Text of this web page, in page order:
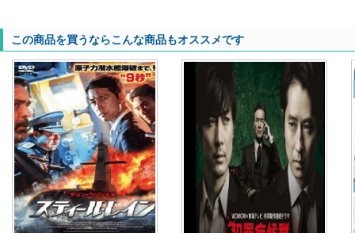
この商品を買うならこんな商品もオススメです